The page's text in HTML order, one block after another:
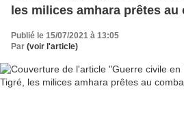
les milices amhara prêtes au
Publié le 15/07/2021 à 13:05
Par (voir l'article)